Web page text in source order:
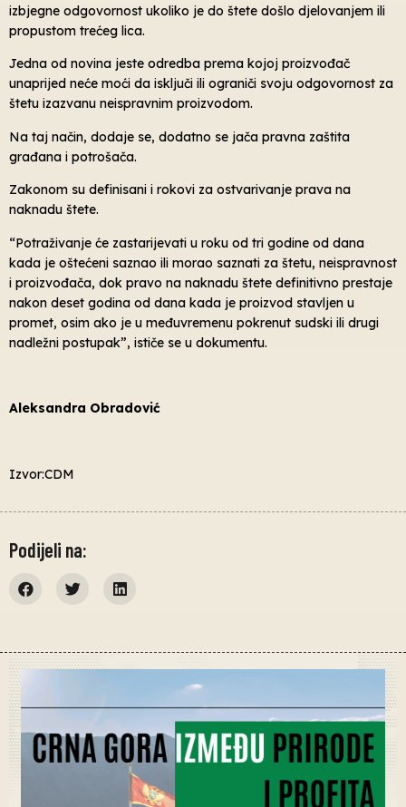
izbjegne odgovornost ukoliko je do štete došlo djelovanjem ili
propustom trećeg lica.
Jedna od novina jeste odredba prema kojoj proizvođač
unaprijed neće moći da isključi ili ograniči svoju odgovornost za
štetu izazvanu neispravnim proizvodom.
Na taj način, dodaje se, dodatno se jača pravna zaštita
građana i potrošača.
Zakonom su definisani i rokovi za ostvarivanje prava na
naknadu štete.
“Potraživanje će zastarijevati u roku od tri godine od dana
kada je oštećeni saznao ili morao saznati za štetu, neispravnost
i proizvođača, dok pravo na naknadu štete definitivno prestaje
nakon deset godina od dana kada je proizvod stavljen u
promet, osim ako je u međuvremenu pokrenut sudski ili drugi
nadležni postupak”, ističe se u dokumentu.
Aleksandra Obradović
Izvor:CDM
Podijeli na: